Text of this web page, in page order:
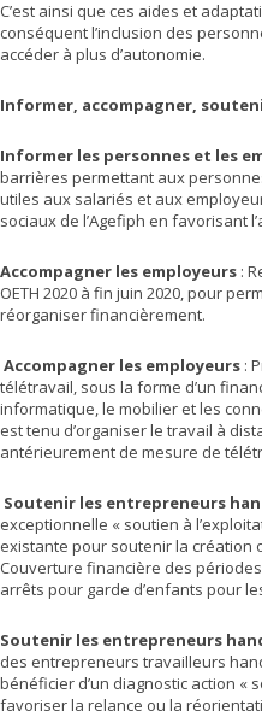
C’est ainsi que ces aides et
conséquent l’inclusion des
accéder à plus d’autonomie.
Informer, accompagner,
Informer les personnes et les
barrières permettant aux
utiles aux salariés et aux
sociaux de l’Agefiph en favorisant
Accompagner les employeurs :
OETH 2020 à fin juin 2020, pour
réorganiser financièrement.
Accompagner les employeurs :
télétravail, sous la forme d’un
informatique, le mobilier et les
est tenu d’organiser le travail à
antérieurement de mesure de
Soutenir les entrepreneurs
exceptionnelle « soutien à
existante pour soutenir la création
Couverture financière des
arrêts pour garde d’enfants pour
Soutenir les entrepreneurs
des entrepreneurs travailleurs
bénéficier d’un diagnostic action «
favoriser la relance ou la